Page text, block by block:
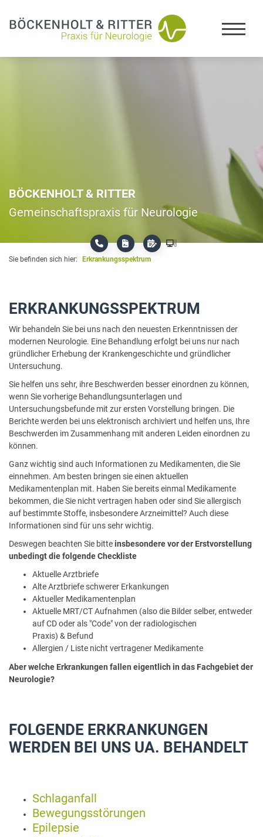
BÖCKENHOLT & RITTER
Gemeinschaftspraxis für Neurologie
Sie befinden sich hier: Erkrankungsspektrum
ERKRANKUNGSSPEKTRUM
Wir behandeln Sie bei uns nach den neuesten Erkenntnissen der
modernen Neurologie. Eine Behandlung erfolgt bei uns nur nach
gründlicher Erhebung der Krankengeschichte und gründlicher
Untersuchung.
Sie helfen uns sehr, ihre Beschwerden besser einordnen zu können,
wenn Sie vorherige Behandlungsunterlagen und
Untersuchungsbefunde mit zur ersten Vorstellung bringen. Die
Berichte werden bei uns elektronisch archiviert und helfen uns, Ihre
Beschwerden im Zusammenhang mit anderen Leiden einordnen zu
können.
Ganz wichtig sind auch Informationen zu Medikamenten, die Sie
einnehmen. Am besten bringen sie einen aktuellen
Medikamentenplan mit. Haben Sie bereits einmal Medikamente
bekommen, die Sie nicht vertragen haben oder sind Sie allergisch
auf bestimmte Stoffe, insbesondere Arzneimittel? Auch diese
Informationen sind für uns sehr wichtig.
Deswegen beachten Sie bitteinsbesondere vor der Erstvorstellung
unbedingt die folgende Checkliste
Aktuelle Arztbriefe
Alte Arztbriefe schwerer Erkankungen
Aktueller Medikamentenplan
Aktuelle MRT/CT Aufnahmen (also die Bilder selber, entweder
auf CD oder als "Code" von der radiologischen
Praxis) & Befund
Allergien / Liste nicht vertragener Medikamente
Aber welche Erkrankungen fallen eigentlich in das Fachgebiet der
Neurologie?
FOLGENDE ERKRANKUNGEN
WERDEN BEI UNS UA. BEHANDELT
Schlaganfall
Bewegungsstörungen
Epilepsie